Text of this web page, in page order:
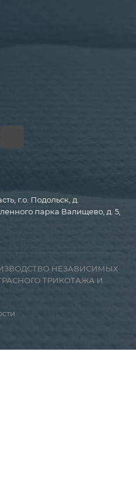
г.о. Подольск, д.
парка Валищево, д. 5,
НЕЗАВИСИМЫХ
ТРИКОТАЖА И